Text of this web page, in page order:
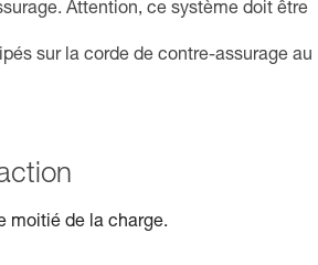
Attention, ce système doit être
sur la corde de contre-assurage au
moitié de la charge.